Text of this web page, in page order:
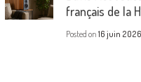
français de la
Posted on 16 juin 2026